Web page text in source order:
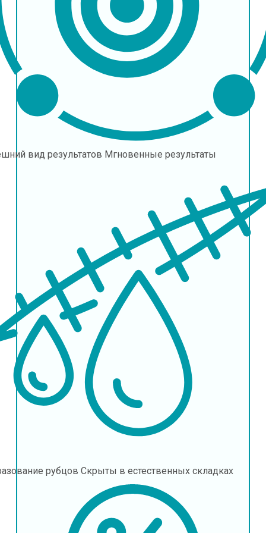
вид результатов Мгновенные результаты
рубцов Скрыты в естественных складках